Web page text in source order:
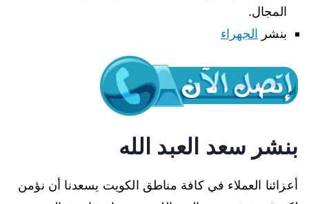
المجال.
بنشر الجهراء
بنشر سعد العبد الله
أعزائنا العملاء في كافة مناطق الكويت يسعدنا أن نؤمن